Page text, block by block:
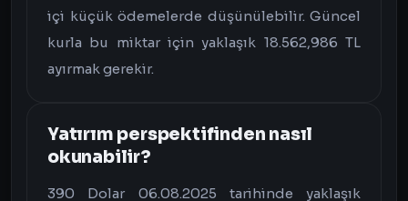
içi küçük ödemelerde düşünülebilir. Güncel
kurla bu miktar için yaklaşık 18.562,986 TL
ayırmak gerekir.
Yatırım perspektifinden nasıl
okunabilir?
390 Dolar 06.08.2025 tarihinde yaklaşık